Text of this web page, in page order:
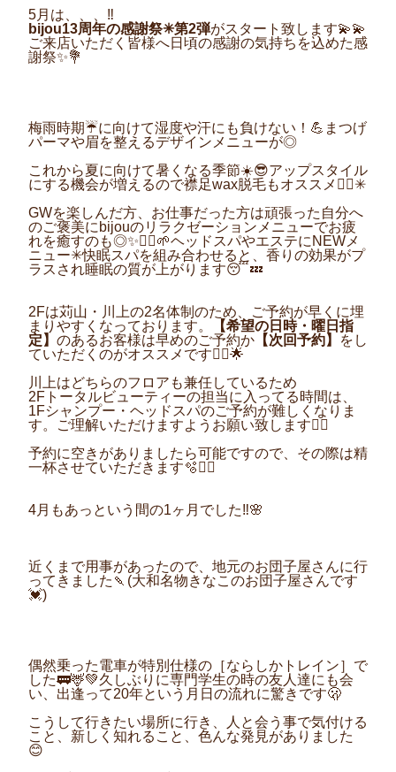
5月は、、、‼︎
bijou13周年の感謝祭✳︎第2弾がスタート致します💫💫
ご来店いただく皆様へ日頃の感謝の気持ちを込めた感
謝祭✨💐
梅雨時期☔️に向けて湿度や汗にも負けない！ 💪 まつげ
パーマや眉を整えるデザインメニューが◎
これから夏に向けて暑くなる季節☀️😎アップスタイル
にする機会が増えるので襟足wax脱毛もオススメ 💁‍♀️✳︎
GWを楽しんだ方、お仕事だった方は頑張った自分へ
のご褒美に bijouのリラクゼーションメニューでお疲
れを癒すのも◎✨💆‍♀️🌱ヘッドスパやエステに NEW メ
ニュー✳︎快眠スパを組み合わせると、香りの効果がプ
ラスされ睡眠の質が上がります😴💤
2Fは苅山・川上の2名体制のため、ご予約が早くに埋
まりやすくなっております。
【希望の日時・曜日指
定】 のあるお客様は早めのご予約か 【次回予約】
をし
ていただくのがオススメです💁‍♀️🌟
川上はどちらのフロアも兼任しているため
2F トータルビューティーの担当に入ってる時間は、
1Fシャンプー・ヘッドスパのご予約が難しくなりま
す。ご理解いただけますようお願い致します🙇‍♂️
予約に空きがありましたら可能ですので、その際は精
一杯させていただきます🫧💆‍♀️
4月もあっという間の1ヶ月 でした‼︎🌸
近くまで用事があったので、地元のお団子屋さんに行
ってきました🍡(大和名物きなこのお団子屋さんです
💓)
偶然乗った電車が特別仕様の［ならしかトレイン］で
した🚃🦌💚久しぶりに専門学生の時の友人達にも会
い、出逢って20年という月日の流れに驚きです🫢
こうして行きたい場所に行き、人と会う事で気付ける
こと、新しく知れること、色んな発見がありました
😊